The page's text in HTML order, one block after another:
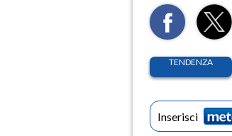
TENDENZA
Inserisci